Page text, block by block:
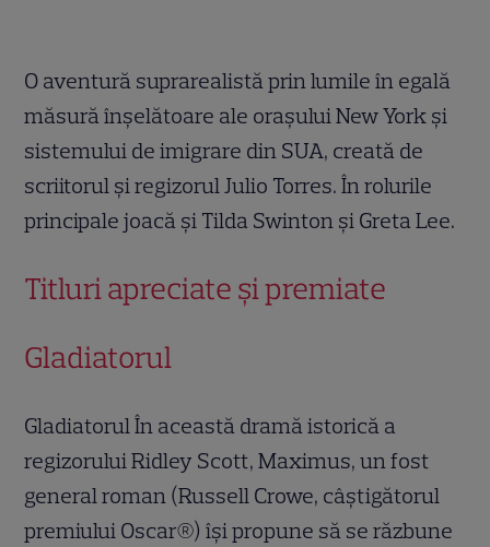
O aventură suprarealistă prin lumile în egală
măsură înșelătoare ale orașului New York și
sistemului de imigrare din SUA, creată de
scriitorul și regizorul Julio Torres. În rolurile
principale joacă și Tilda Swinton și Greta Lee.
Titluri apreciate și premiate
Gladiatorul
Gladiatorul În această dramă istorică a
regizorului Ridley Scott, Maximus, un fost
general roman (Russell Crowe, câștigătorul
premiului Oscar®) își propune să se răzbune